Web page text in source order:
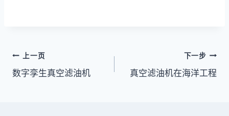
文
章
上一页
数字孪生真空滤油机
下一步
真空滤油机在海洋工程